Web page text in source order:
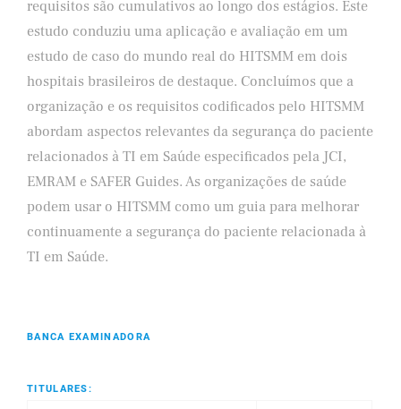
requisitos são cumulativos ao longo dos estágios. Este
estudo conduziu uma aplicação e avaliação em um
estudo de caso do mundo real do HITSMM em dois
hospitais brasileiros de destaque. Concluímos que a
organização e os requisitos codificados pelo HITSMM
abordam aspectos relevantes da segurança do paciente
relacionados à TI em Saúde especificados pela JCI,
EMRAM e SAFER Guides. As organizações de saúde
podem usar o HITSMM como um guia para melhorar
continuamente a segurança do paciente relacionada à
TI em Saúde.
BANCA EXAMINADORA
TITULARES: